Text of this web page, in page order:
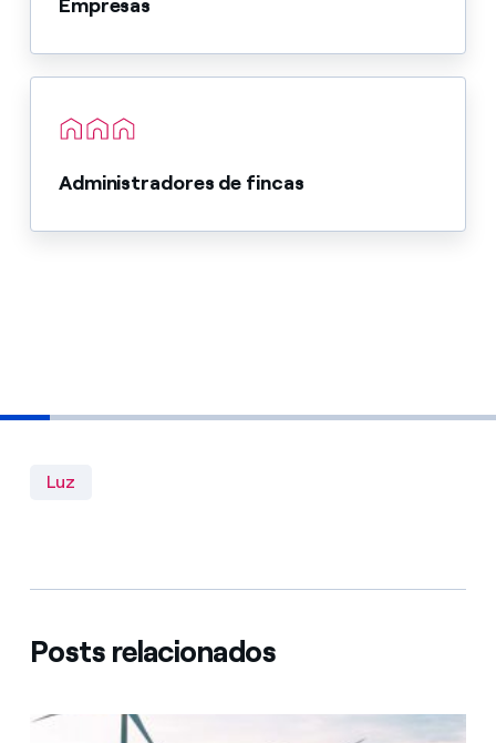
Empresas
Administradores de fincas
Luz
Posts relacionados